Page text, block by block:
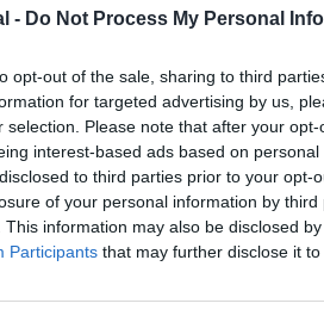
- Do Not Process My Personal
opt-out of the sale, sharing to third
for targeted advertising by us,
selection. Please note that after your
interest-based ads based on
to third parties prior to your opt-
of your personal information by third
This information may also be disclosed
Participants that may further disclose it
sur ces taxes représente de faibles
les compagnies demande un
la fin de la période d’urgence
des compagnies
pour survivre à la crise du
libre concurrence.
aériennes françaises, de
passagers et de fret, qui contribuent
et en Outre-mer et qui irriguent
IATA, qui appelle les
de ces entreprises génère 24